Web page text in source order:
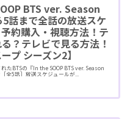
BTS ver. Season
話まで全話の放送スケ
約購入・視聴方法！テ
？テレビで見る方法！
プ シーズン2】
たBTSの『In the SOOP BTS ver. Season
全5話］放送スケジュールが...